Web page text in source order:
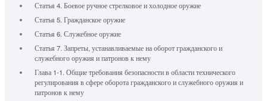
Статья 4. Боевое ручное стрелковое и холодное оружие
Статья 5. Гражданское оружие
Статья 6. Служебное оружие
Статья 7. Запреты, устанавливаемые на оборот гражданского и
служебного оружия и патронов к нему
Глава 1-1. Общие требования безопасности в области технического
регулирования в сфере оборота гражданского и служебного оружия и
патронов к нему